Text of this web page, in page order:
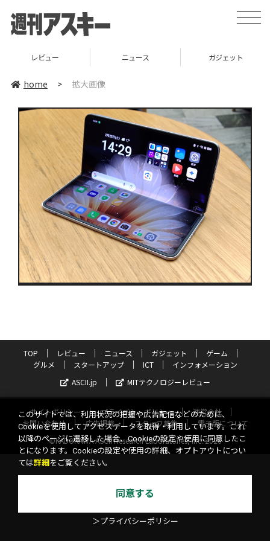
toggle
レビュー ニュース ガジェット
home > 拡大画像
TOP レビュー ニュース ガジェット
ゲーム
グルメ
スタートアップ ICT
インフォメーション
ASCII.jp
MITテクノロジーレビュー
サイトポリシー プライバシーポリシー
運営会社
お問い合わせ
広告掲載 スタッフ募集
電子版について
©KADOKAWA ASCII Research Laboratories, Inc. 2026
このサイトでは、利用状況の把握や広告配信などのために、
Cookieを使用してアクセスデータを取得・利用しています。これ
以降のページに遷移した場合、Cookieの設定や使用に同意したこ
とになります。Cookieの設定や使用の詳細、オプトアウトについ
ては詳細 をご覧ください。
同意する
＞プライバシーポリシー